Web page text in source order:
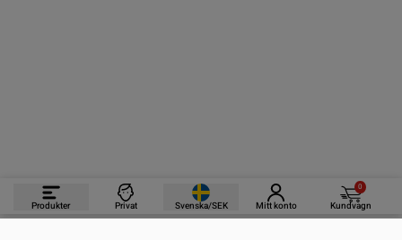
Produkter Privat Svenska/SEK Mitt konto
0
Kundvagn